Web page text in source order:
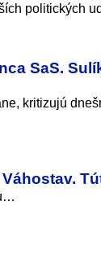
politických
SaS.
kritizujú